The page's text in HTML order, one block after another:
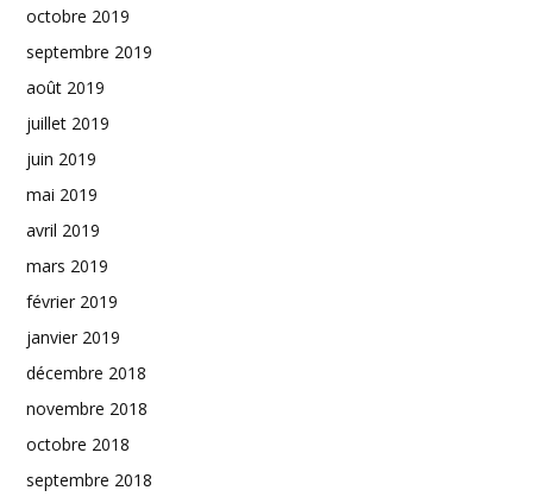
octobre 2019
septembre 2019
août 2019
juillet 2019
juin 2019
mai 2019
avril 2019
mars 2019
février 2019
janvier 2019
décembre 2018
novembre 2018
octobre 2018
septembre 2018